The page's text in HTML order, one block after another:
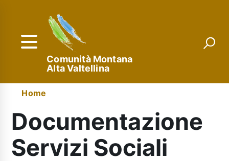
principale
Comunità Montana
Alta Valtellina
Menu
navigazione
Briciole
di
pane
Home
Documentazione
Servizi Sociali